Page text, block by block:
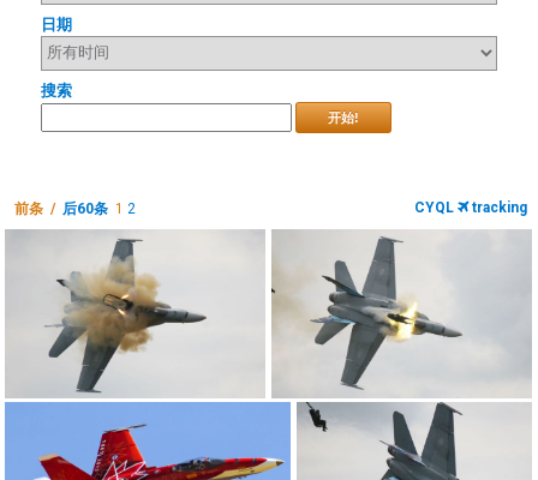
日期
搜索
开始!
前条 / 后60条 1 2 CYQL tracking